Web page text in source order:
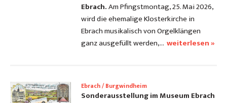
Ebrach.Am Pfingstmontag, 25. Mai 2026,
wird die ehemalige Klosterkirche in
Ebrach musikalisch von Orgelklängen
ganz ausgefüllt werden,… weiterlesen »
Ebrach / Burgwindheim
Sonderausstellung im Museum Ebrach